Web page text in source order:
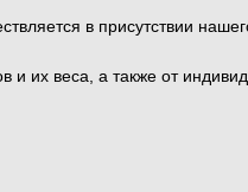
в присутствии
и их веса, а также от